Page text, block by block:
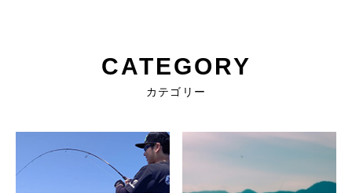
CATEGORY
カテゴリー